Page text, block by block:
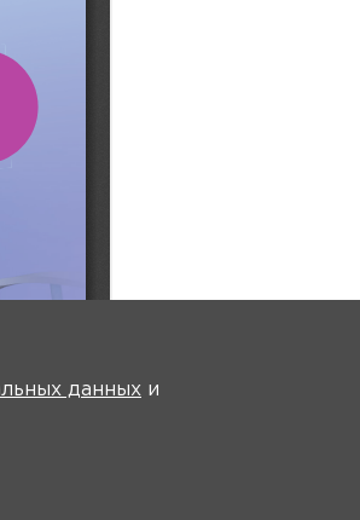
данных и